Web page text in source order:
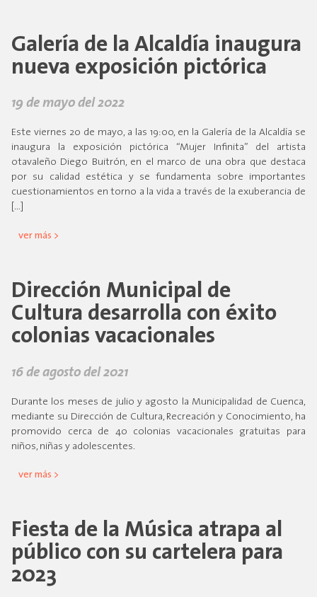
Galería de la Alcaldía inaugura
nueva exposición pictórica
19 de mayo del 2022
Este viernes 20 de mayo, a las 19:00, en la Galería de la Alcaldía se
inaugura la exposición pictórica “Mujer Infinita” del artista
otavaleño Diego Buitrón, en el marco de una obra que destaca
por su calidad estética y se fundamenta sobre importantes
cuestionamientos en torno a la vida a través de la exuberancia de
[…]
ver más >
Dirección Municipal de
Cultura desarrolla con éxito
colonias vacacionales
16 de agosto del 2021
Durante los meses de julio y agosto la Municipalidad de Cuenca,
mediante su Dirección de Cultura, Recreación y Conocimiento, ha
promovido cerca de 40 colonias vacacionales gratuitas para
niños, niñas y adolescentes.
ver más >
Fiesta de la Música atrapa al
público con su cartelera para
2023